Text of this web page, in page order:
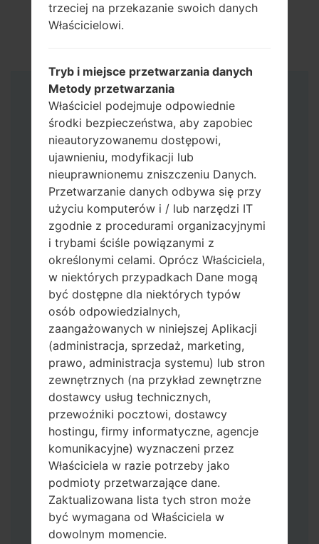
Instrukcje
Pobierz na swój komputer najnowszą
wersjęOdin 3.
Następnie wyodrębnij plik
oprogramowania układowego.
Powinieneś otrzymać 1 plik (jeśli 1 plik
wybierz tutaj) lub 5 plików (jeśli 5 plików
wybierz tutaj):
AP: "System & Recovery"
CP: "Modem & Radio"
CSC_***: "Country & Region & Operator"
HOME_CSC_***: "Country & Region &
Operator"
Dodaj wszystkie pliki w Odin 3.
trzeciej na przekazanie swoich danych
Właścicielowi.
Tryb i miejsce przetwarzania danych
Metody przetwarzania
Właściciel podejmuje odpowiednie
środki bezpieczeństwa, aby zapobiec
nieautoryzowanemu dostępowi,
ujawnieniu, modyfikacji lub
nieuprawnionemu zniszczeniu Danych.
Przetwarzanie danych odbywa się przy
użyciu komputerów i / lub narzędzi IT
zgodnie z procedurami organizacyjnymi
i trybami ściśle powiązanymi z
określonymi celami. Oprócz Właściciela,
w niektórych przypadkach Dane mogą
być dostępne dla niektórych typów
osób odpowiedzialnych,
zaangażowanych w niniejszej Aplikacji
(administracja, sprzedaż, marketing,
prawo, administracja systemu) lub stron
zewnętrznych (na przykład zewnętrzne
dostawcy usług technicznych,
przewoźniki pocztowi, dostawcy
hostingu, firmy informatyczne, agencje
komunikacyjne) wyznaczeni przez
Właściciela w razie potrzeby jako
podmioty przetwarzające dane.
Zaktualizowana lista tych stron może
być wymagana od Właściciela w
dowolnym momencie.